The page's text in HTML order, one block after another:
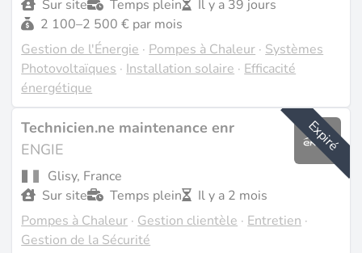
Sur site
Temps plein
Il y a 39 jours
2 100–2 500 € par mois
Gestion de l'Énergie · Pompes à Chaleur · Systèmes
Photovoltaïques · Installation solaire · Efficacité
énergétique
Expiré
Technicien.ne maintenance enr
ENGIE
Glisy, France
Sur site
Temps plein
Il y a 2 mois
Pompes à Chaleur · Gestion clientèle · Entretien ·
Gestion de la Sécurité